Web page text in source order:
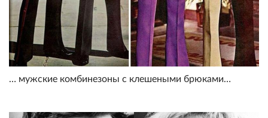
… мужские комбинезоны с клешеными брюками…